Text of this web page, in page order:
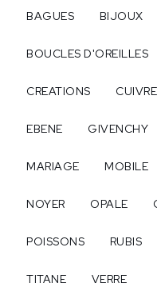
BAGUES BIJOUX
BOUCLES D'OREILLES
CREATIONS CUIVRE
EBENE GIVENCHY
MARIAGE MOBILE
NOYER OPALE
POISSONS RUBIS
TITANE VERRE